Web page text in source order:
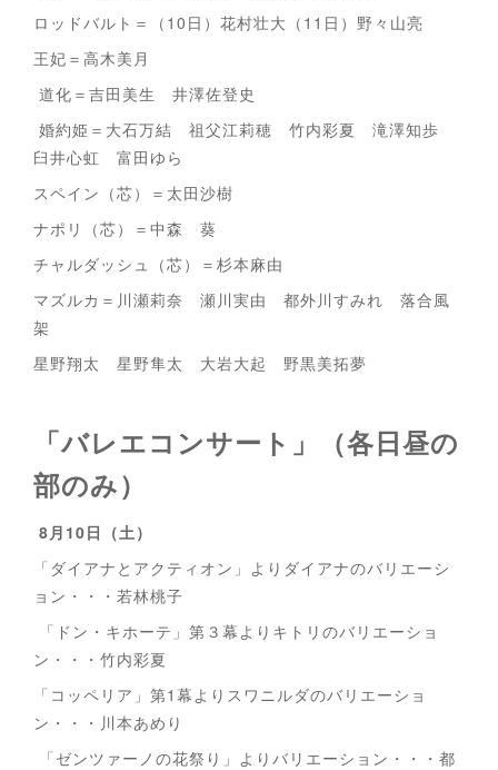
ロッドバルト＝（10日）花村壮大（11日）野々山亮
王妃＝高木美月
道化＝吉田美生 井澤佐登史
婚約姫＝大石万結 祖父江莉穂 竹内彩夏 滝澤知歩
臼井心虹 富田ゆら
スペイン（芯）＝太田沙樹
ナポリ（芯）＝中森 葵
チャルダッシュ（芯）＝杉本麻由
マズルカ＝川瀬莉奈 瀬川実由 都外川すみれ 落合風
架
星野翔太 星野隼太 大岩大起 野黒美拓夢
「バレエコンサート」（各日昼の
部のみ）
8月10日（土）
「ダイアナとアクティオン」よりダイアナのバリエーシ
ョン・・・若林桃子
「ドン・キホーテ」第３幕よりキトリのバリエーショ
ン・・・竹内彩夏
「コッペリア」第1幕よりスワニルダのバリエーショ
ン・・・川本あめり
「ゼンツァーノの花祭り」よりバリエーション・・・都